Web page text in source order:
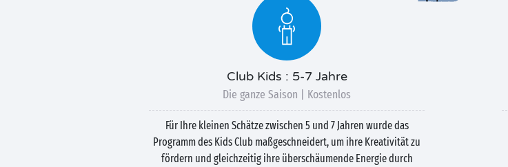
Club Kids : 5-7 Jahre
Die ganze Saison | Kostenlos
Für Ihre kleinen Schätze zwischen 5 und 7 Jahren wurde das
Programm des Kids Club maßgeschneidert, um ihre Kreativität zu
fördern und gleichzeitig ihre überschäumende Energie durch